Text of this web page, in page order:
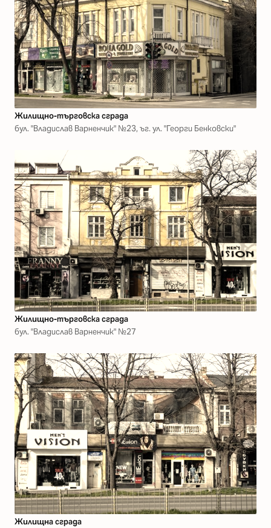
Жилищно-търговска сграда
бул. "Владислав Варненчик" №23, ъг. ул. "Георги Бенковски"
Жилищно-търговска сграда
бул. "Владислав Варненчик" №27
Жилищна сграда